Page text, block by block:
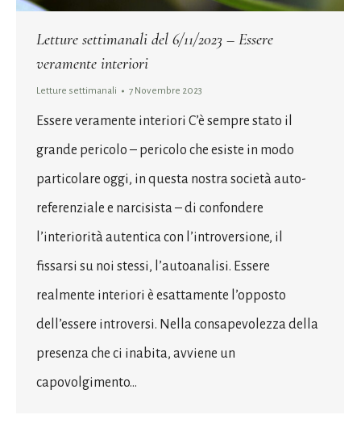
Letture settimanali del 6/11/2023 – Essere
veramente interiori
Letture settimanali 7 Novembre 2023
Essere veramente interiori C’è sempre stato il
grande pericolo – pericolo che esiste in modo
particolare oggi, in questa nostra società auto-
referenziale e narcisista – di confondere
l’interiorità autentica con l’introversione, il
fissarsi su noi stessi, l’autoanalisi. Essere
realmente interiori è esattamente l’opposto
dell’essere introversi. Nella consapevolezza della
presenza che ci inabita, avviene un
capovolgimento…